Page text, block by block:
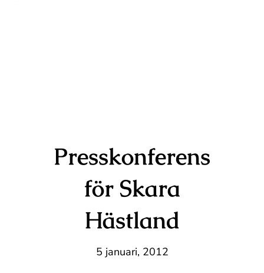
Presskonferens
för Skara
Hästland
5 januari, 2012